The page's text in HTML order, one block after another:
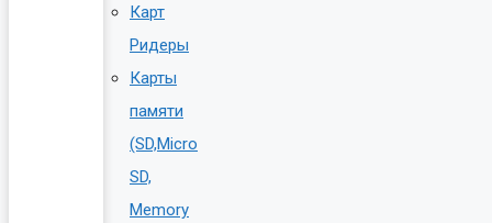
Карт
Ридеры
Карты
памяти
(SD,Micro
SD,
Memory